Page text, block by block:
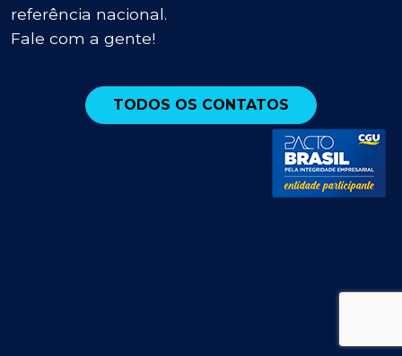
referência nacional.
Fale com a gente!
TODOS OS CONTATOS